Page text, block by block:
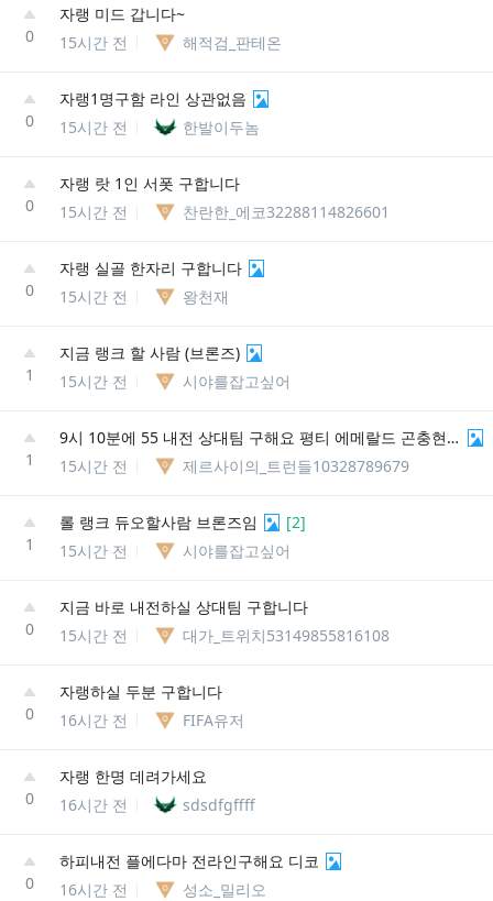
0
자랭 미드 갑니다~
15시간 전
해적검_판테온
0
자랭1명구함 라인 상관없음
15시간 전
한발이두놈
0
자랭 랏 1인 서폿 구합니다
15시간 전
찬란한_에코32288114826601
0
자랭 실골 한자리 구합니다
15시간 전
왕천재
1
지금 랭크 할 사람 (브론즈)
15시간 전
시야를잡고싶어
1
9시 10분에 55 내전 상대팀 구해요 평티 에메랄드 곤충현#kr3
15시간 전
제르사이의_트런들10328789679
1
롤 랭크 듀오할사람 브론즈임 [2]
15시간 전
시야를잡고싶어
0
지금 바로 내전하실 상대팀 구합니다
15시간 전
대가_트위치53149855816108
0
자랭하실 두분 구합니다
16시간 전
FIFA유저
0
자랭 한명 데려가세요
16시간 전
sdsdfgffff
0
하피내전 플에다마 전라인구해요 디코
16시간 전
성소_밀리오